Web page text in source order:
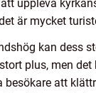
uppleva
är mycket
kan dess
plus, men det
besökare att